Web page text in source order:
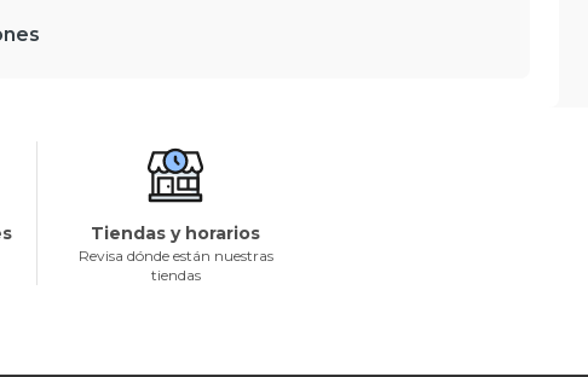
Tiendas y horarios
Revisa dónde están nuestras
tiendas